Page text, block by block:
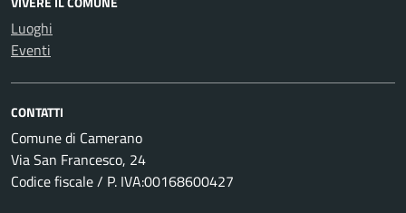
Luoghi
Eventi
CONTATTI
Comune di Camerano
Via San Francesco, 24
Codice fiscale / P. IVA:00168600427